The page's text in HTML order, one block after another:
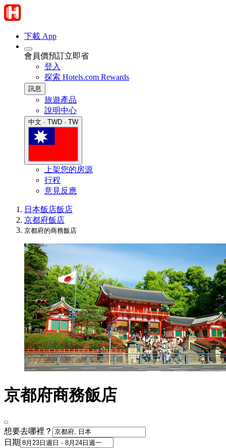
下載 App
會員價預訂立即省
登入
探索 Hotels.com Rewards
訊息
旅遊產品
說明中心
中文 · TWD · TW
上架您的房源
行程
意見反應
日本飯店飯店
京都府飯店
京都府的商務飯店
京都府商務飯店
想要去哪裡？
日期